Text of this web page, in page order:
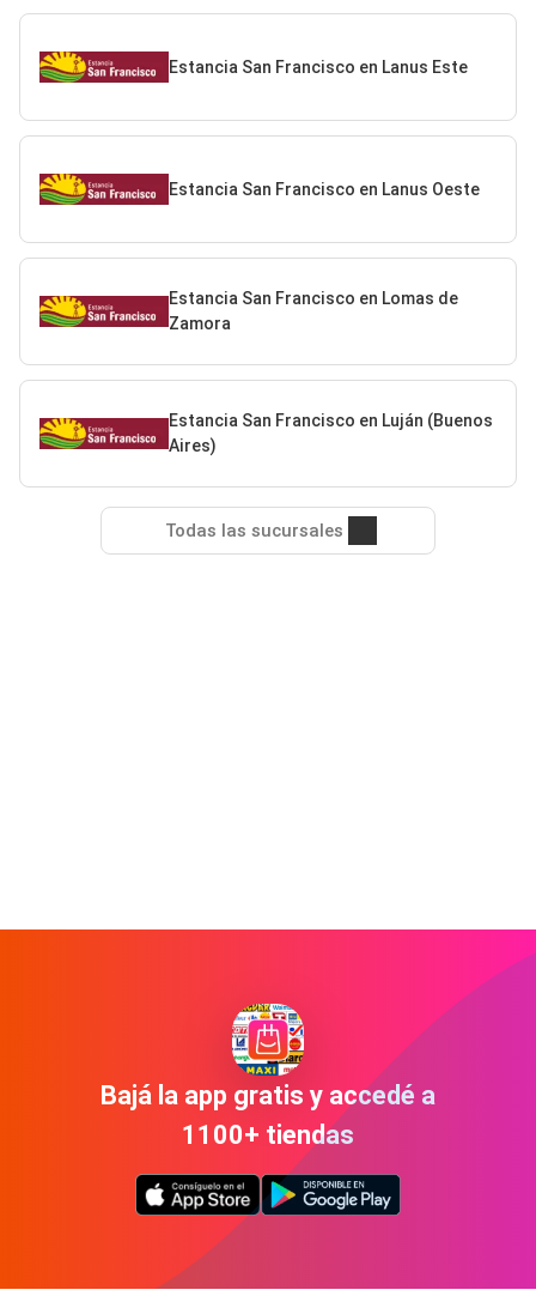
Estancia San Francisco en Lanus Este
Estancia San Francisco en Lanus Oeste
Estancia San Francisco en Lomas de
Zamora
Estancia San Francisco en Luján (Buenos
Aires)
Todas las sucursales
Bajá la app gratis y accedé a
1100+ tiendas